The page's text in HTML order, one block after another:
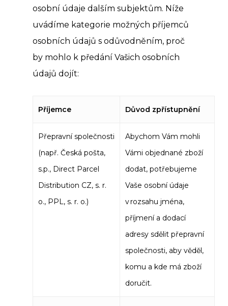
osobní údaje dalším subjektům. Níže
uvádíme kategorie možných příjemců
osobních údajů s odůvodněním, proč
by mohlo k předání Vašich osobních
údajů dojít:
Příjemce Důvod zpřístupnění
Přepravní společnosti
(např. Česká pošta,
s.p., Direct Parcel
Distribution CZ, s. r.
o., PPL, s. r. o.)
Abychom Vám mohli
Vámi objednané zboží
dodat, potřebujeme
Vaše osobní údaje
v rozsahu jména,
příjmení a dodací
adresy sdělit přepravní
společnosti, aby věděl,
komu a kde má zboží
doručit.